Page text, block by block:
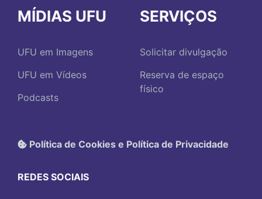
MÍDIAS UFU
UFU em Imagens
UFU em Vídeos
Podcasts
SERVIÇOS
Solicitar divulgação
Reserva de espaço
físico
Política de Cookies e Política de Privacidade
REDES SOCIAIS